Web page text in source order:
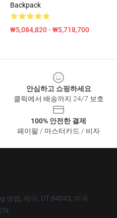
Backpack
₩5,084,820 - ₩5,718,700
안심하고 쇼핑하세요
클릭에서 배송까지 24/7 보호
100% 안전한 결제
페이팔 / 마스터카드 / 비자
방법, 레이, UT 84043, 미국